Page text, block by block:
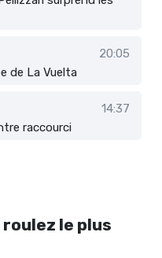
20:05
de La Vuelta
14:37
raccourci
le plus